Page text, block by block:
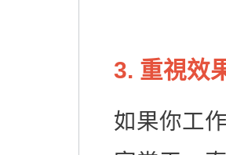
3. 重視效
如果你工